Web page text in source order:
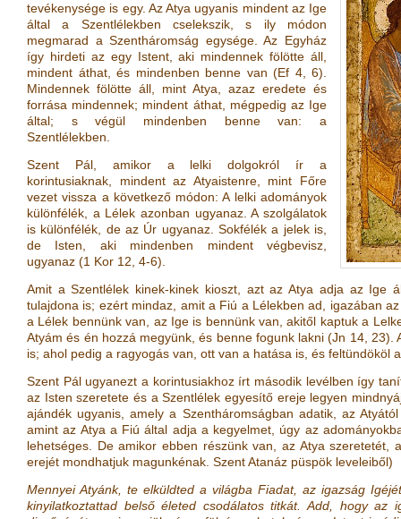
tevékenysége is egy. Az Atya ugyanis mindent az Ige
által a Szentlélekben cselekszik, s ily módon
megmarad a Szentháromság egysége. Az Egyház
így hirdeti az egy Istent, aki mindennek fölötte áll,
mindent áthat, és mindenben benne van (Ef 4, 6)
Mindennek fölötte áll, mint Atya, azaz eredete és
forrása mindennek; mindent áthat, mégpedig az Ige
által; s végül mindenben benne van: a
Szentlélekben.
Szent Pál, amikor a lelki dolgokról ír a
korintusiaknak, mindent az Atyaistenre, mint Főre
vezet vissza a következő módon: A lelki adományok
különfélék, a Lélek azonban ugyanaz. A szolgálatok
is különfélék, de az Úr ugyanaz. Sokfélék a jelek is,
de Isten, aki mindenben mindent végbevisz,
ugyanaz (1 Kor 12, 4-6)
Amit a Szentlélek kinek-kinek kioszt, azt az Atya adja az Ige
tulajdona is; ezért mindaz, amit a Fiú a Lélekben ad, igazában
a Lélek bennünk van, az Ige is bennünk van, akitől kaptuk a
Atyám és én hozzá megyünk, és benne fogunk lakni(Jn 14, 23)
is; ahol pedig a ragyogás van, ott van a hatása is, és feltündököl
Szent Pál ugyanezt a korintusiakhoz írt második levélben így
az Isten szeretete és a Szentlélek egyesítő ereje legyen
ajándék ugyanis, amely a Szentháromságban adatik, az
amint az Atya a Fiú által adja a kegyelmet, úgy az
lehetséges. De amikor ebben részünk van, az Atya szeretetét,
erejét mondhatjuk magunkénak. Szent Atanáz püspök leveleiből)
Mennyei Atyánk, te elküldted a világba Fiadat, az igazság
kinyilatkoztattad belső életed csodálatos titkát. Add, hogy az